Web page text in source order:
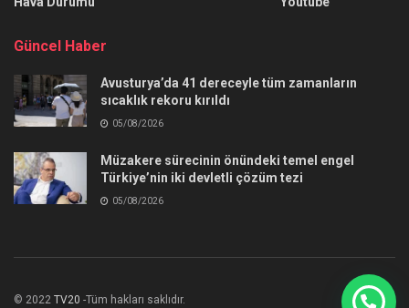
Güncel Haber
Avusturya’da 41 dereceyle tüm zamanların
sıcaklık rekoru kırıldı
05/08/2026
Müzakere sürecinin önündeki temel engel
Türkiye’nin iki devletli çözüm tezi
05/08/2026
© 2022 TV20 -Tüm hakları saklıdır.